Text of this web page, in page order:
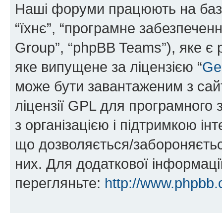
Наші форуми працюють на
“їхнє”, “програмне
Group”, “phpBB Teams”), яке
яке випущене за ліцензією “
може бути завантаженим з
ліцензії GPL для
з організацією і підтримкою
що дозволяється/
них. Для додаткової
перегляньте: http://